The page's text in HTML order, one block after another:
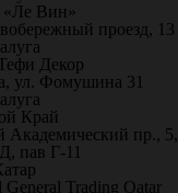
«Ле Вин»
проезд, 13
Декор
ул. Фомушина 31
Край
Академический пр., 5,
пав Г-11
Trading Qatar